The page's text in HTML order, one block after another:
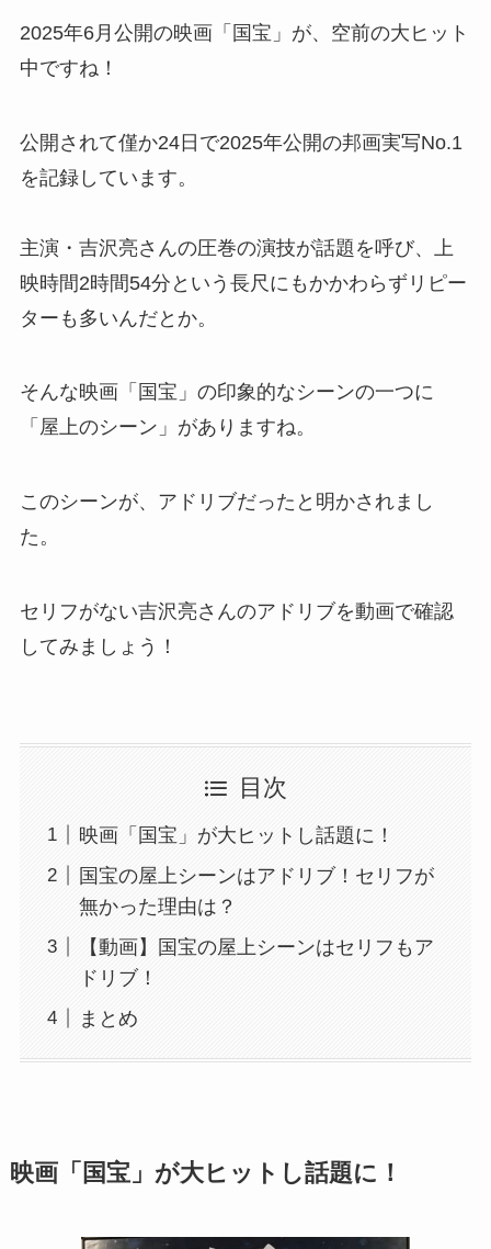
2025年6月公開の映画「国宝」が、空前の大ヒット
中ですね！
公開されて僅か24日で2025年公開の邦画実写No.1
を記録しています。
主演・吉沢亮さんの圧巻の演技が話題を呼び、上
映時間2時間54分という長尺にもかかわらずリピー
ターも多いんだとか。
そんな映画「国宝」の印象的なシーンの一つに
「屋上のシーン」がありますね。
このシーンが、アドリブだったと明かされまし
た。
セリフがない吉沢亮さんのアドリブを動画で確認
してみましょう！
目次
映画「国宝」が大ヒットし話題に！
国宝の屋上シーンはアドリブ！セリフが
無かった理由は？
【動画】国宝の屋上シーンはセリフもア
ドリブ！
まとめ
映画「国宝」が大ヒットし話題に！